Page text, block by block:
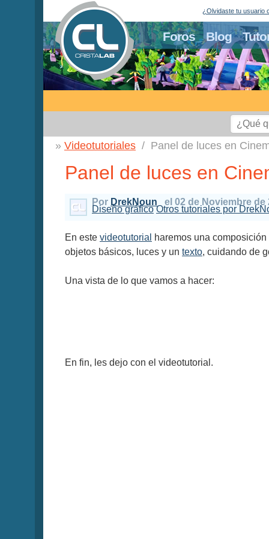
Foros Blog
¿Olvidaste tu usuario
Videotutoriales Panel de luces en
Panel de luces en
Por DrekNoun el 02 de Noviembre de
Diseño gráfico Otros tutoriales por
En este videotutorial haremos una
objetos básicos, luces y un texto, cuidando de
Una vista de lo que vamos a hacer:
En fin, les dejo con el videotutorial.